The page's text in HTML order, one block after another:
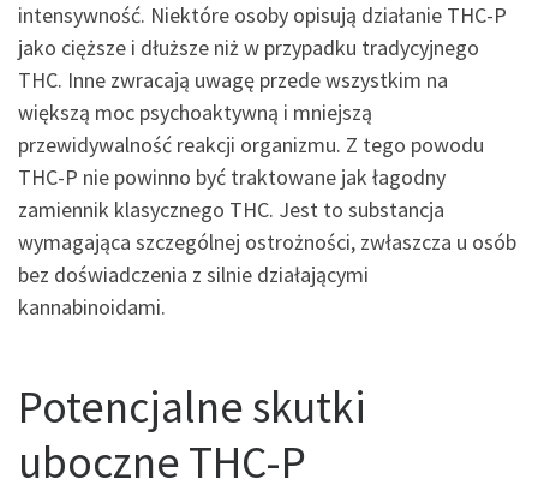
intensywność. Niektóre osoby opisują działanie THC-P
jako cięższe i dłuższe niż w przypadku tradycyjnego
THC. Inne zwracają uwagę przede wszystkim na
większą moc psychoaktywną i mniejszą
przewidywalność reakcji organizmu. Z tego powodu
THC-P nie powinno być traktowane jak łagodny
zamiennik klasycznego THC. Jest to substancja
wymagająca szczególnej ostrożności, zwłaszcza u osób
bez doświadczenia z silnie działającymi
kannabinoidami.
Potencjalne skutki
uboczne THC-P